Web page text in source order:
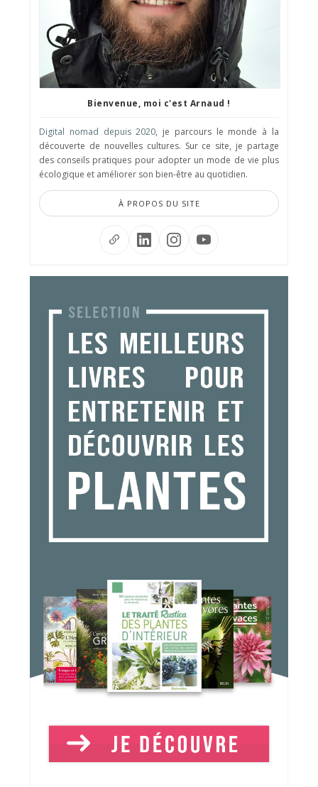
Bienvenue, moi c'est Arnaud !
Digital nomad depuis 2020, je parcours le monde à la
découverte de nouvelles cultures. Sur ce site, je partage
des conseils pratiques pour adopter un mode de vie plus
écologique et améliorer son bien-être au quotidien.
À PROPOS DU SITE